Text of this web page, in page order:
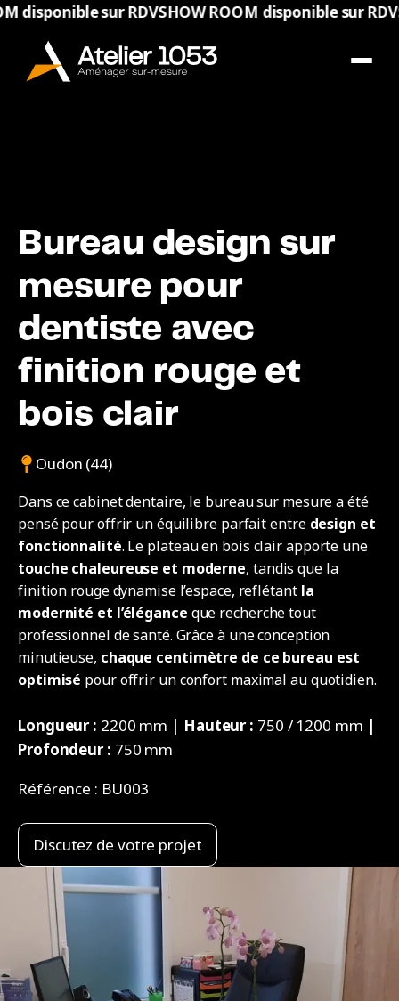
sur RDVSHOW ROOM disponible sur RDV
Bureau design sur
mesure pour
dentiste avec
finition rouge et
bois clair
Oudon (44)
Dans ce cabinet dentaire, le bureau sur mesure a été
pensé pour offrir un équilibre parfait entre design et
fonctionnalité. Le plateau en bois clair apporte une
touche chaleureuse et moderne, tandis que la
finition rouge dynamise l’espace, reflétantla
modernité et l’élégance que recherche tout
professionnel de santé. Grâce à une conception
minutieuse, chaque centimètre de ce bureau est
optimisé pour offrir un confort maximal au quotidien.
Longueur : 2200 mm | Hauteur : 750 / 1200 mm |
Profondeur : 750 mm
Référence : BU003
Discutez de votre projet